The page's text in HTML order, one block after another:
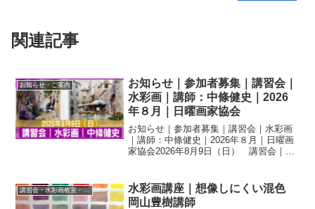
関連記事
お知らせ・ご案内
お知らせ｜参加者募集｜講習会｜
水彩画｜講師：中條健史｜2026
年８月｜日曜画家協会
お知らせ｜参加者募集｜講習会｜水彩画
｜講師：中條健史｜2026年８月｜日曜画
家協会2026年8月9日（日） 講習会｜水
うございました（2026．8）暑い夏は涼し
い部屋で...
講習会・水彩画教室・絵画教室
水彩画講座｜想像しにくい混色
岡山豊樹講師